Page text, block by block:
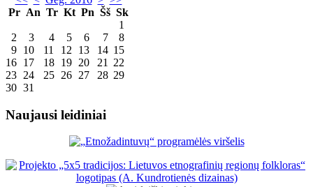
Pr An Tr Kt Pn Šš Sk
1
2
3 4 5 6 7
8
9 10 11 12 13 14 15
16 17 18 19 20 21
22
23 24 25 26 27 28 29
30 31
Naujausi leidiniai